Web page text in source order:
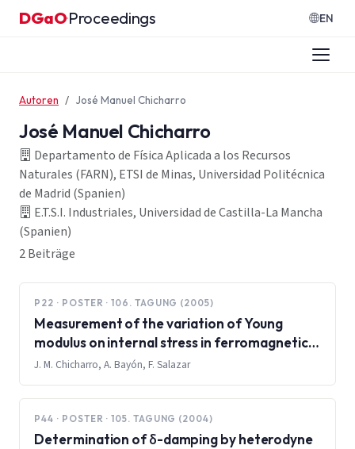
Zum Inhalt springen
DGaO·Proceedings EN
Autoren José Manuel Chicharro
José Manuel Chicharro
Departamento de Física Aplicada a los Recursos
Naturales (FARN), ETSI de Minas, Universidad Politécnica
de Madrid (Spanien)
E.T.S.I. Industriales, Universidad de Castilla-La Mancha
(Spanien)
2 Beiträge
P22 · POSTER · 106. TAGUNG (2005)
Measurement of the variation of Young
modulus on internal stress in ferromagnetics
by speckle interferometry
J. M. Chicharro, A. Bayón, F. Salazar
P44 · POSTER · 105. TAGUNG (2004)
Determination of δ-damping by heterodyne